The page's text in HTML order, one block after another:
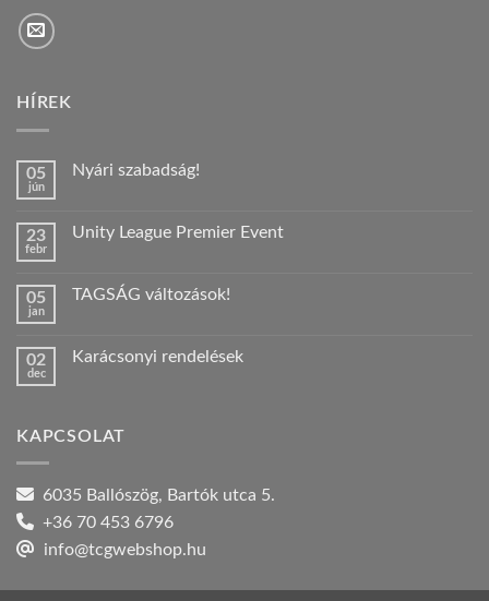
HÍREK
05
jún
Nyári szabadság!
Nyári
23
febr
Unity League Premier Event
Unity
bejegyzéshez
05
jan
TAGSÁG változások!
TAGSÁG
02
dec
Karácsonyi rendelések
rendelések
KAPCSOLAT
6035 Ballószög, Bartók utca 5.
+36 70 453 6796
info@tcgwebshop.hu